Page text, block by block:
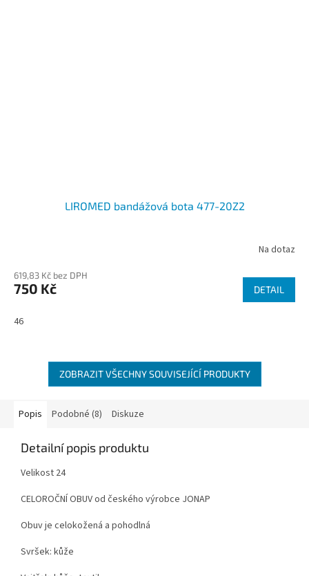
LIROMED bandážová bota 477-20Z2
Na dotaz
619,83 Kč bez DPH
750 Kč DETAIL
46
ZOBRAZIT VŠECHNY SOUVISEJÍCÍ PRODUKTY
Popis Podobné (8) Diskuze
Detailní popis produktu
Velikost 24
CELOROČNÍ OBUV od českého výrobce JONAP
Obuv je celokožená a pohodlná
Svršek: kůže